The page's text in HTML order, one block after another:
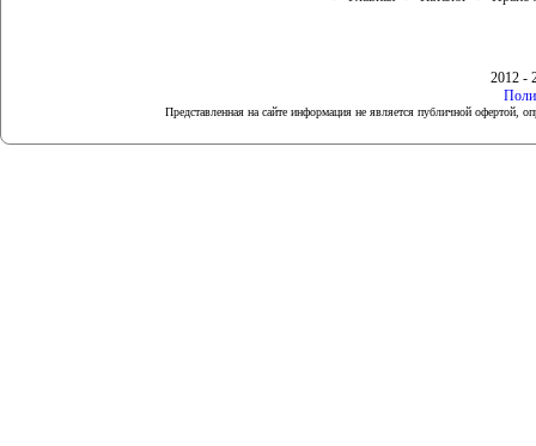
2012 -
Представленная на сайте информация не является публичной